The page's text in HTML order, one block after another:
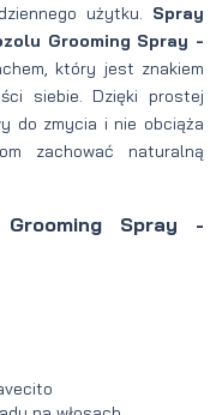
użytku. Spray
Grooming Spray -
który jest znakiem
siebie. Dzięki prostej
do zmycia i nie obciąża
zachować naturalną
Spray -